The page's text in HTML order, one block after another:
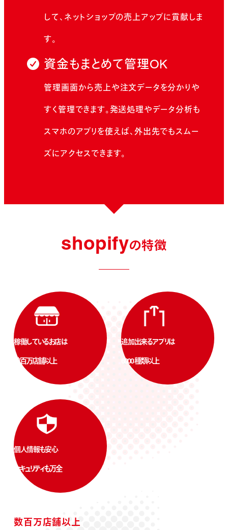
して、ネットショップの売上アップに貢献しま
す。
資金もまとめて管理OK
管理画面から売上や注文データを分かりや
すく管理できます。発送処理やデータ分析も
スマホのアプリを使えば、外出先でもスムー
ズにアクセスできます。
shopifyの特徴
稼働しているお店は
数百万店舗以上
追加出来るアプリは
6000 種類以上
個人情報も安心
セキュリティも万全
数百万店舗以上